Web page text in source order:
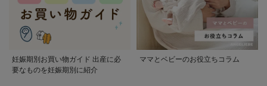
妊娠期別お買い物ガイド 出産に必
要なものを妊娠期別に紹介
ママとベビーのお役立ちコラム